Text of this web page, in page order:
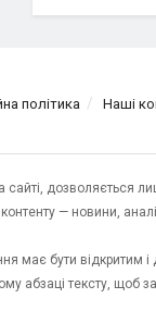
політика Наші
сайті, дозволяється
— новини,
має бути
абзаці тексту,